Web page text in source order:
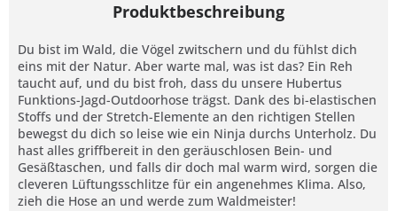
Produktbeschreibung
Du bist im Wald, die Vögel zwitschern und du fühlst dich
eins mit der Natur. Aber warte mal, was ist das? Ein Reh
taucht auf, und du bist froh, dass du unsere Hubertus
Funktions-Jagd-Outdoorhose trägst. Dank des bi-elastischen
Stoffs und der Stretch-Elemente an den richtigen Stellen
bewegst du dich so leise wie ein Ninja durchs Unterholz. Du
hast alles griffbereit in den geräuschlosen Bein- und
Gesäßtaschen, und falls dir doch mal warm wird, sorgen die
cleveren Lüftungsschlitze für ein angenehmes Klima. Also,
zieh die Hose an und werde zum Waldmeister!